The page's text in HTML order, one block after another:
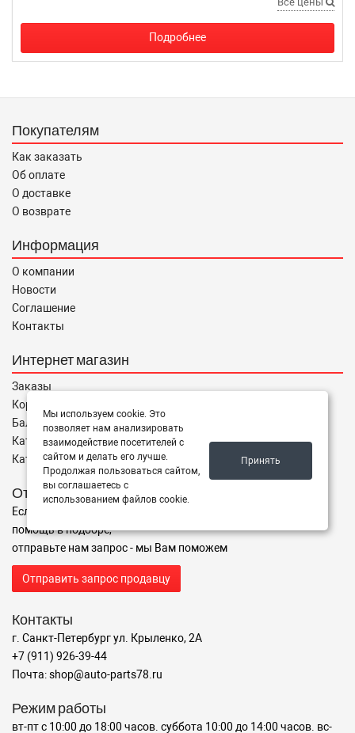
Подробнее
Покупателям
Как заказать
Об оплате
О доставке
О возврате
Информация
О компании
Новости
Соглашение
Контакты
Интернет магазин
Заказы
Корзина
Баланс
Каталог товаров
Каталог брендов
Отправить запрос
Если Вы не нашли нужные запчасти, или Вам требуется
помощь в подборе,
отправьте нам запрос - мы Вам поможем
Отправить запрос продавцу
Контакты
г. Санкт-Петербург ул. Крыленко, 2А
+7 (911) 926-39-44
Почта: shop@auto-parts78.ru
Режим работы
вт-пт с 10:00 до 18:00 часов. суббота 10:00 до 14:00 часов. вс-
Мы используем cookie. Это
позволяет нам анализировать
взаимодействие посетителей с
сайтом и делать его лучше.
Продолжая пользоваться сайтом,
вы соглашаетесь с
использованием файлов cookie.
Принять